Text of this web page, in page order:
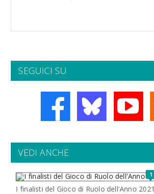
SEGUICI SU
VEDI ANCHE
1
I finalisti del Gioco di Ruolo dell'Anno 2021